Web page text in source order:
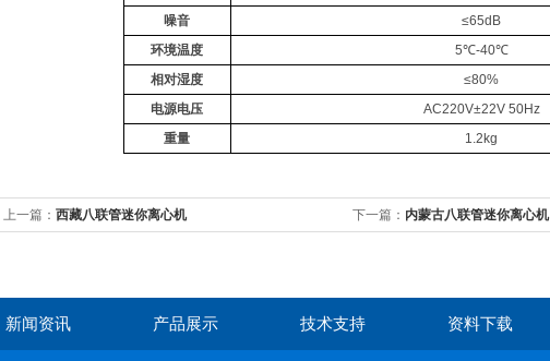
噪音
≤65dB
环境温度
5℃-40℃
相对湿度
≤80%
电源电压
AC220V±22V 50Hz
重量
1.2kg
上一篇： 西藏八联管迷你离心机 下一篇： 内蒙古八联管迷你离心机
新闻资讯 产品展示 技术支持 资料下载